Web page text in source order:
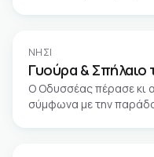
ΝΗΣΊ
Γυούρα &
Ο Οδυσσέας πέρασε κι
σύμφωνα με την